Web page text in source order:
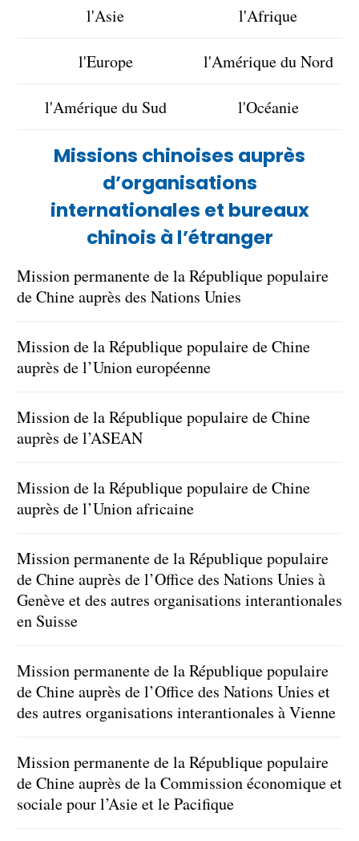
l'Asie l'Afrique
l'Europe l'Amérique du Nord
l'Amérique du Sud l'Océanie
Missions chinoises auprès
d’organisations
internationales et bureaux
chinois à l’étranger
Mission permanente de la République populaire
de Chine auprès des Nations Unies
Mission de la République populaire de Chine
auprès de l’Union européenne
Mission de la République populaire de Chine
auprès de l’ASEAN
Mission de la République populaire de Chine
auprès de l’Union africaine
Mission permanente de la République populaire
de Chine auprès de l’Office des Nations Unies à
Genève et des autres organisations interantionales
en Suisse
Mission permanente de la République populaire
de Chine auprès de l’Office des Nations Unies et
des autres organisations interantionales à Vienne
Mission permanente de la République populaire
de Chine auprès de la Commission économique et
sociale pour l’Asie et le Pacifique